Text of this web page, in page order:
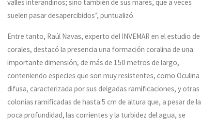
valles interandinos; sino también de sus mares, que a veces
suelen pasar desapercibidos”, puntualizó.
Entre tanto, Raúl Navas, experto del INVEMAR en el estudio de
corales, destacó la presencia una formación coralina de una
importante dimensión, de más de 150 metros de largo,
conteniendo especies que son muy resistentes, como Oculina
difusa, caracterizada por sus delgadas ramificaciones, y otras
colonias ramificadas de hasta 5 cm de altura que, a pesar de la
poca profundidad, las corrientes y la turbidez del agua, se